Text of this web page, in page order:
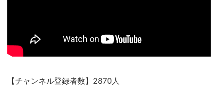
【チャンネル登録者数】2870人